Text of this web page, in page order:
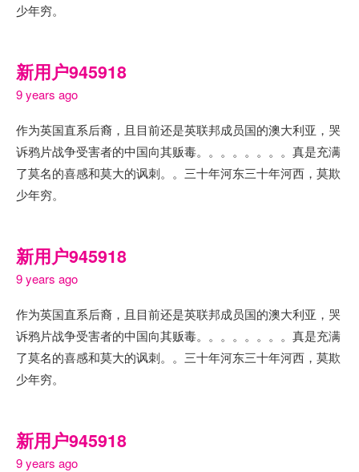
少年穷。
新用户945918
9 years ago
作为英国直系后裔，且目前还是英联邦成员国的澳大利亚，哭
诉鸦片战争受害者的中国向其贩毒。。。。。。。。真是充满
了莫名的喜感和莫大的讽刺。。三十年河东三十年河西，莫欺
少年穷。
新用户945918
9 years ago
作为英国直系后裔，且目前还是英联邦成员国的澳大利亚，哭
诉鸦片战争受害者的中国向其贩毒。。。。。。。。真是充满
了莫名的喜感和莫大的讽刺。。三十年河东三十年河西，莫欺
少年穷。
新用户945918
9 years ago